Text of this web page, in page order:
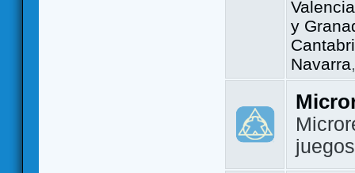
Valencia
y
Navarra